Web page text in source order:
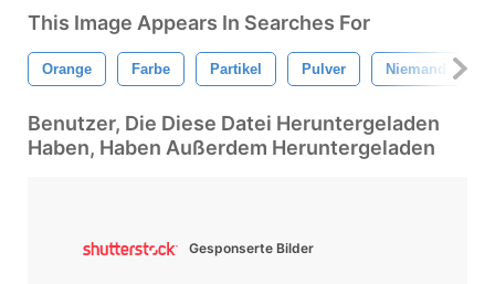
This Image Appears In Searches For
Orange Farbe Partikel Pulver Niemand
Benutzer, Die Diese Datei Heruntergeladen
Haben, Haben Außerdem Heruntergeladen
Gesponserte Bilder